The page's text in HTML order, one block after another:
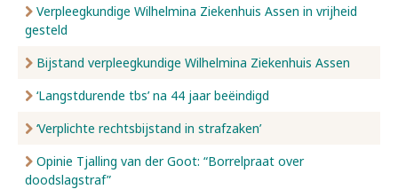
Verpleegkundige Wilhelmina Ziekenhuis Assen in vrijheid
gesteld
Bijstand verpleegkundige Wilhelmina Ziekenhuis Assen
‘Langstdurende tbs’ na 44 jaar beëindigd
‘Verplichte rechtsbijstand in strafzaken’
Opinie Tjalling van der Goot: “Borrelpraat over
doodslagstraf”